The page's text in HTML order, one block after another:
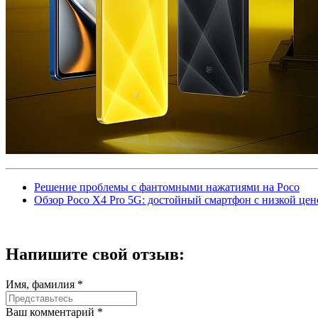
Решение проблемы с фантомными нажатиями на Poco
Обзор Poco X4 Pro 5G: достойный смартфон с низкой
Напишите свой отзыв:
Имя, фамилия *
Ваш комментарий *